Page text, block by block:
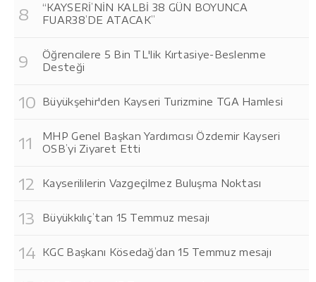
“KAYSERİ’NİN KALBİ 38 GÜN BOYUNCA
FUAR38’DE ATACAK”
Öğrencilere 5 Bin TL'lik Kırtasiye-Beslenme
Desteği
Büyükşehir'den Kayseri Turizmine TGA Hamlesi
MHP Genel Başkan Yardımcısı Özdemir Kayseri
OSB’yi Ziyaret Etti
Kayserililerin Vazgeçilmez Buluşma Noktası
Büyükkılıç’tan 15 Temmuz mesajı
KGC Başkanı Kösedağ’dan 15 Temmuz mesajı